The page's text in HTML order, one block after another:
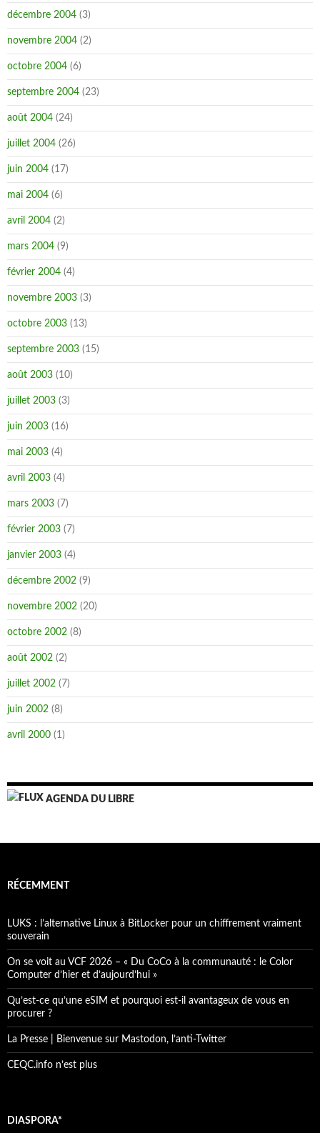
décembre 2004 (3)
novembre 2004 (2)
octobre 2004 (6)
septembre 2004 (23)
août 2004 (24)
juillet 2004 (26)
juin 2004 (17)
mai 2004 (6)
avril 2004 (2)
mars 2004 (9)
février 2004 (4)
novembre 2003 (3)
octobre 2003 (13)
septembre 2003 (15)
août 2003 (10)
juillet 2003 (3)
juin 2003 (16)
mai 2003 (4)
avril 2003 (4)
mars 2003 (7)
février 2003 (7)
janvier 2003 (4)
décembre 2002 (9)
novembre 2002 (20)
octobre 2002 (8)
août 2002 (2)
juillet 2002 (7)
juin 2002 (8)
avril 2000 (1)
AGENDA DU LIBRE
RÉCEMMENT
LUKS : l’alternative Linux à BitLocker pour un chiffrement vraiment
souverain
On se voit au VCF 2026 – « Du CoCo à la communauté : le Color
Computer d’hier et d’aujourd’hui »
Qu’est-ce qu’une eSIM et pourquoi est-il avantageux de vous en
procurer ?
La Presse | Bienvenue sur Mastodon, l’anti-Twitter
CEQC.info n’est plus
DIASPORA*